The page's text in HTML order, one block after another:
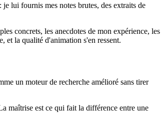
lui fournis mes notes brutes, des extraits de
concrets, les anecdotes de mon expérience, les
et la qualité d'animation s'en ressent.
un moteur de recherche amélioré sans tirer
maîtrise est ce qui fait la différence entre une